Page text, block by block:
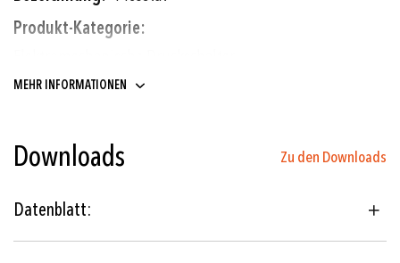
Schiffbau
Hydraulik
Maschinenbau
MEHR INFORMATIONEN
Downloads Zu den Downloads
Datenblatt: